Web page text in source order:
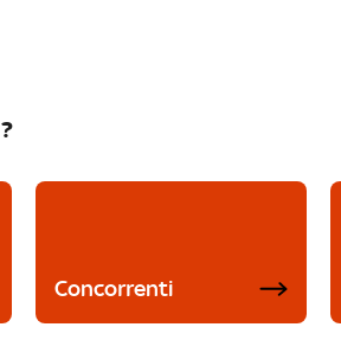
Concorrenti